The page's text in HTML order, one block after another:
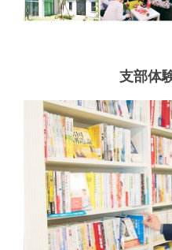
支部体